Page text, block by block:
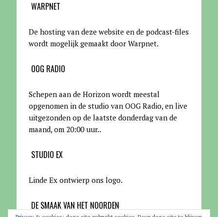
WARPNET
De hosting van deze website en de podcast-files
wordt mogelijk gemaakt door Warpnet.
OOG RADIO
Schepen aan de Horizon wordt meestal
opgenomen in de studio van OOG Radio, en live
uitgezonden op de laatste donderdag van de
maand, om 20:00 uur..
STUDIO EX
Linde Ex ontwierp ons logo.
DE SMAAK VAN HET NOORDEN